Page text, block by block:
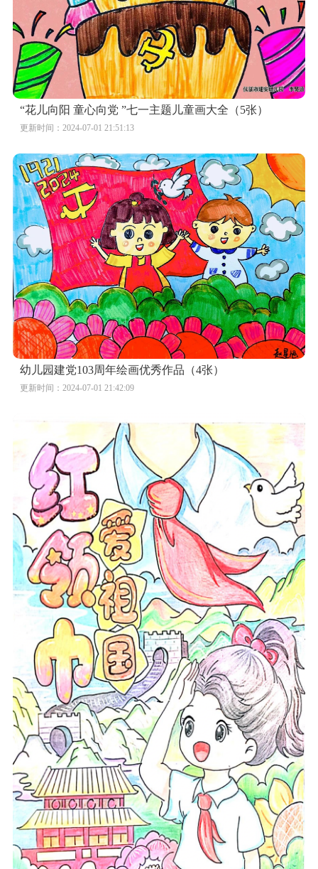
“花儿向阳 童心向党 ”七一主题儿童画大全（5张）
更新时间：2024-07-01 21:51:13
幼儿园建党103周年绘画优秀作品（4张）
更新时间：2024-07-01 21:42:09